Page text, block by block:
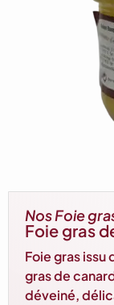
Nos Foie
Foie gras
Foie gras
gras de
déveiné,